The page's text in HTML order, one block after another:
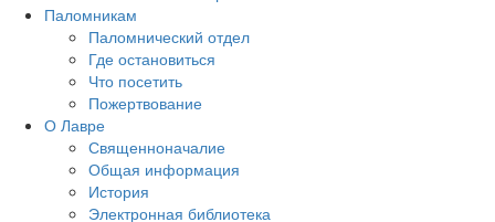
Паломникам
Паломнический отдел
Где остановиться
Что посетить
Пожертвование
О Лавре
Священноначалие
Общая информация
История
Электронная библиотека